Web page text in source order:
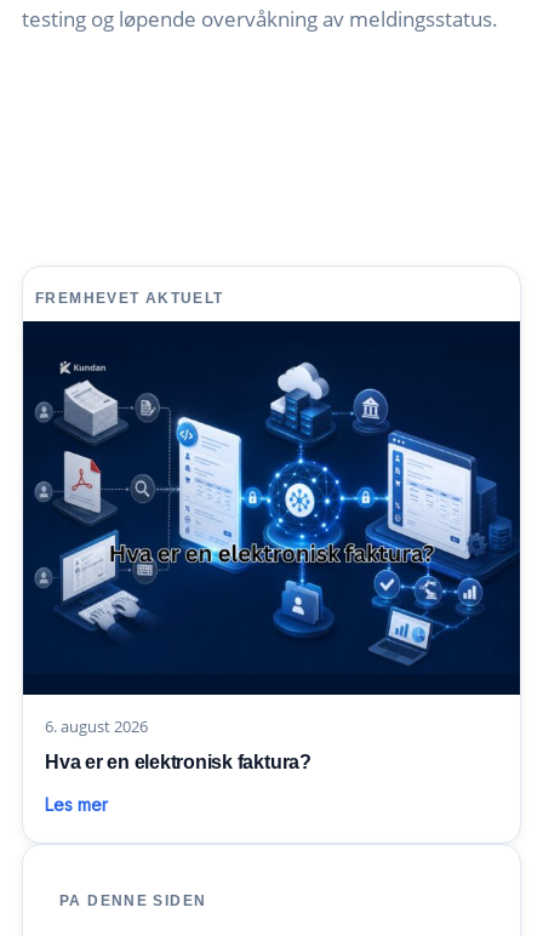
testing og løpende overvåkning av meldingsstatus.
FREMHEVET AKTUELT
6. august 2026
Hva er en elektronisk faktura?
Les mer
PA DENNE SIDEN